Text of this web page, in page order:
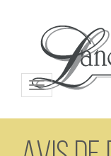
Menu